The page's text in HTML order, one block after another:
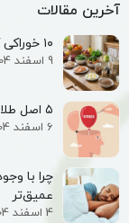
آخرین مقالات
۱۰ خوراکی آرام‌بخش طبیعی برای اعصاب خسته
9 اسفند 1404
۵ اصل طلایی تغذیه سالم برای کنترل استرس
6 اسفند 1404
عمیق‌تر
4 اسفند 1404